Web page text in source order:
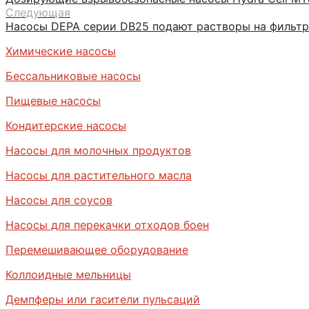
Следующая
Насосы DEPA серии DB25 подают растворы на
Химические насосы
Бессальниковые насосы
Пищевые насосы
Кондитерские насосы
Насосы для молочных продуктов
Насосы для растительного масла
Насосы для соусов
Насосы для перекачки отходов боен
Перемешивающее оборудование
Коллоидные мельницы
Демпферы или гасители пульсаций